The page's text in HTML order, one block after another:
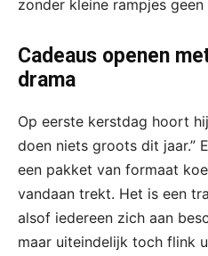
zonder kleine rampjes
Cadeaus openen
drama
Op eerste kerstdag hoort
doen niets groots dit jaar.”
een pakket van formaat
vandaan trekt. Het is een
alsof iedereen zich aan
maar uiteindelijk toch flink